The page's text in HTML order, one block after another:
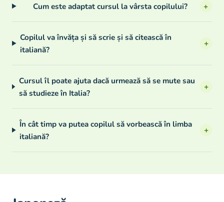
Cum este adaptat cursul la vârsta copilului? +
Copilul va învăța și să scrie și să citească în
italiană?
+
Cursul îl poate ajuta dacă urmează să se mute sau
să studieze în Italia?
+
În cât timp va putea copilul să vorbească în limba
italiană?
+